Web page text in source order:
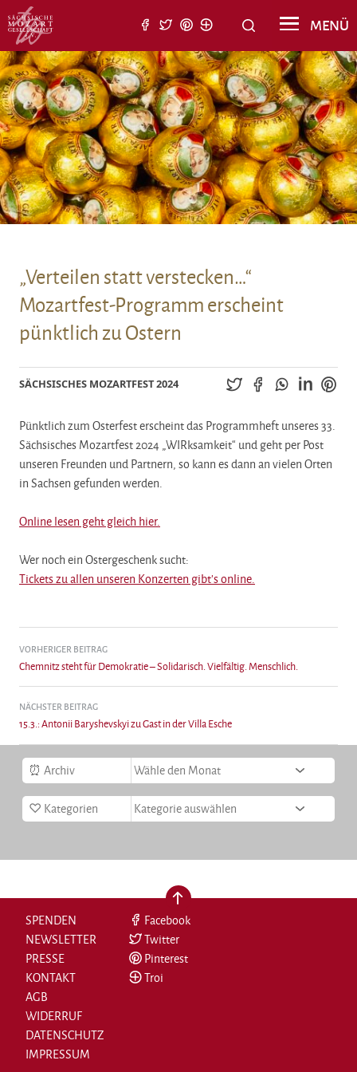
Suchen
MENÜ
„Verteilen statt verstecken…“
Mozartfest-Programm erscheint
pünktlich zu Ostern
SÄCHSISCHES MOZARTFEST 2024
Pünktlich zum Osterfest erscheint das Programmheft unseres 33.
Sächsisches Mozartfest 2024 „WIRksamkeit“ und geht per Post
unseren Freunden und Partnern, so kann es dann an vielen Orten
in Sachsen gefunden werden.
Online lesen geht gleich hier.
Wer noch ein Ostergeschenk sucht:
Tickets zu allen unseren Konzerten gibt’s online.
VORHERIGER BEITRAG
Chemnitz steht für Demokratie – Solidarisch. Vielfältig. Menschlich.
NÄCHSTER BEITRAG
15.3.: Antonii Baryshevskyi zu Gast in der Villa Esche
Archiv
Kategorien
nach oben
SPENDEN
NEWSLETTER
PRESSE
KONTAKT
AGB
WIDERRUF
DATENSCHUTZ
IMPRESSUM
Facebook
Twitter
Pinterest
Troi